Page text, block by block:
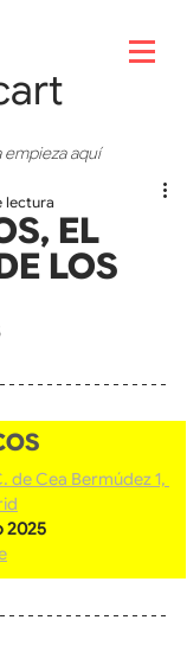
art
empieza aquí
EL
LOS
lectura
de Cea Bermúdez 1,
2025